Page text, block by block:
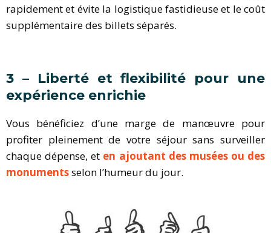
rapidement et évite la logistique fastidieuse et le coût
supplémentaire des billets séparés.
3 – Liberté et flexibilité pour une
expérience enrichie
Vous bénéficiez d’une marge de manœuvre pour
profiter pleinement de votre séjour sans surveiller
chaque dépense, et en ajoutant des musées ou des
monumentsselon l’humeur du jour.